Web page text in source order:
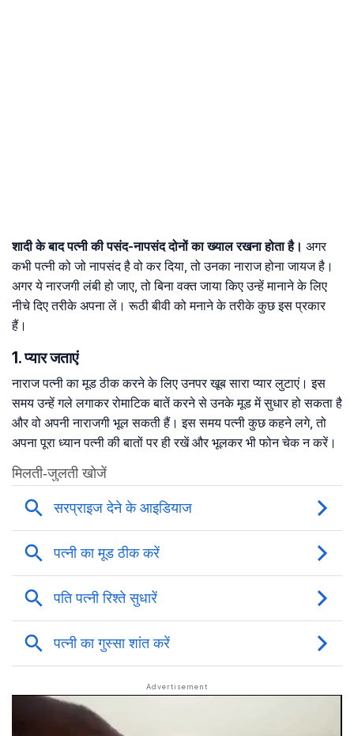
शादी के बाद पत्नी की पसंद-नापसंद दोनों का ख्याल रखना होता है। अगर
कभी पत्नी को जो नापसंद है वो कर दिया, तो उनका नाराज होना जायज है।
अगर ये नारजगी लंबी हो जाए, तो बिना वक्त जाया किए उन्हें मानाने के लिए
नीचे दिए तरीके अपना लें। रूठी बीवी को मनाने के तरीके कुछ इस प्रकार
हैं।
1. प्यार जताएं
नाराज पत्नी का मूड ठीक करने के लिए उनपर खूब सारा प्यार लुटाएं। इस
समय उन्हें गले लगाकर रोमाटिक बातें करने से उनके मूड में सुधार हो सकता है
और वो अपनी नाराजगी भूल सकती हैं। इस समय पत्नी कुछ कहने लगे, तो
अपना पूरा ध्यान पत्नी की बातों पर ही रखें और भूलकर भी फोन चेक न करें।